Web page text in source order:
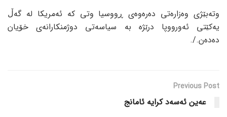
وتەبێژی وەزارەتی دەرەوەی ڕووسیا وتی کە ئەمریکا لە گەڵ
یەکێتی ئەورووپا درێژە بە سیاسەتی دوژمنکارانەی خۆیان
دەدەن./.
Previous Post
عەین ئەسەد کرایە ئامانج